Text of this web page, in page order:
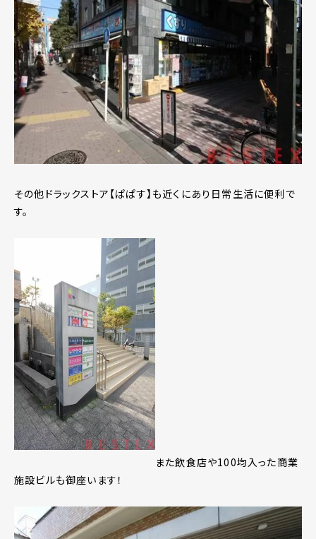
その他ドラックストア【ぱぱす】も近くにあり日常生活に便利で
す。
また飲食店や100均入った商業
施設ビルも御座います！